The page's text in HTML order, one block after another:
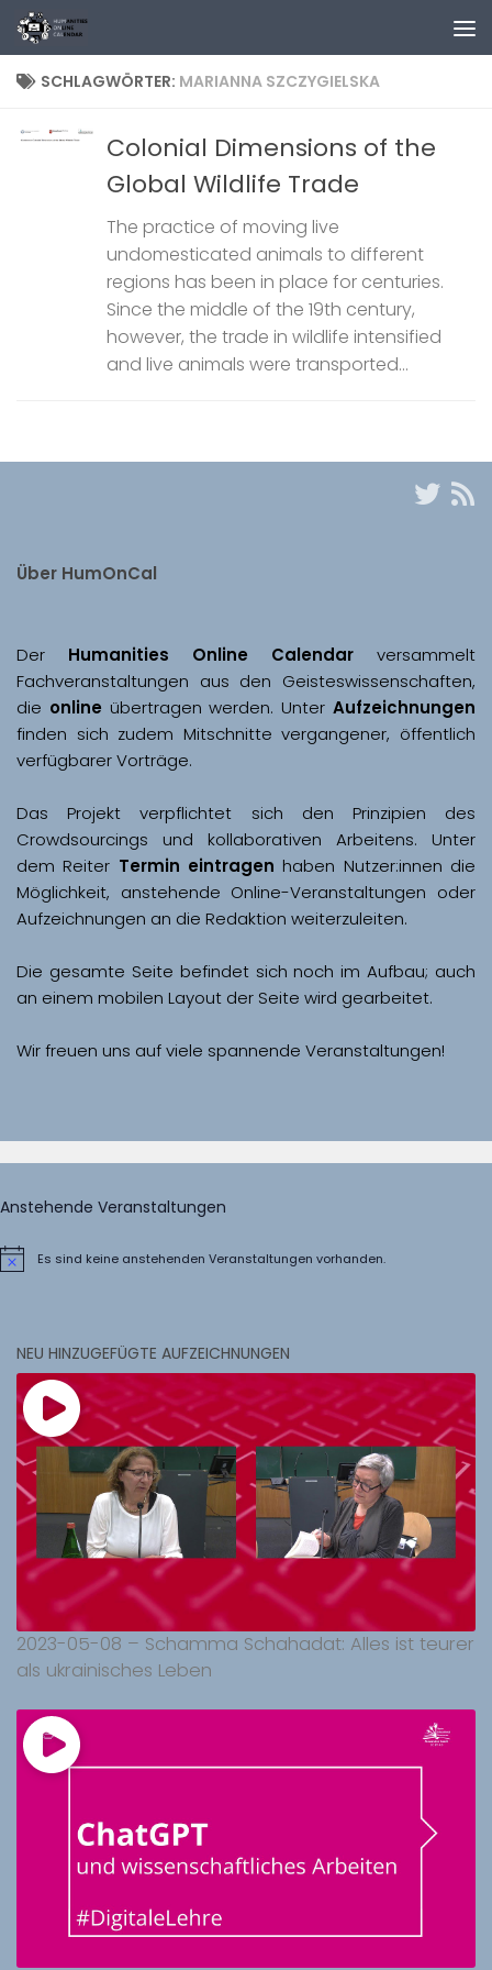
Zum Inhalt springen
SCHLAGWÖRTER: MARIANNA SZCZYGIELSKA
Colonial Dimensions of the
Global Wildlife Trade
The practice of moving live
undomesticated animals to different
regions has been in place for centuries.
Since the middle of the 19th century,
however, the trade in wildlife intensified
and live animals were transported...
Über HumOnCal
Der Humanities Online Calendar versammelt
Fachveranstaltungen aus den Geisteswissenschaften,
die online übertragen werden. Unter Aufzeichnungen
finden sich zudem Mitschnitte vergangener, öffentlich
Das Projekt verpflichtet sich den Prinzipien des
Crowdsourcings und kollaborativen Arbeitens. Unter
dem Reiter Termin eintragen haben Nutzer:innen die
Möglichkeit, anstehende Online-Veranstaltungen oder
Aufzeichnungen an die Redaktion weiterzuleiten.
Die gesamte Seite befindet sich noch im Aufbau; auch
Wir freuen uns auf viele spannende Veranstaltungen!
Anstehende Veranstaltungen
HinweisEs sind keine anstehenden Veranstaltungen vorhanden.
NEU HINZUGEFÜGTE AUFZEICHNUNGEN
2023-05-08 – Schamma Schahadat: Alles ist teurer
als ukrainisches Leben